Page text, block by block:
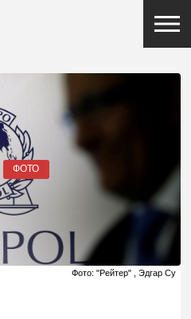
ФОТО
Фото: "Рейтер" , Эдгар Су